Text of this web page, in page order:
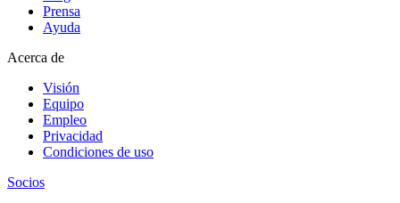
Prensa
Ayuda
Acerca de
Visión
Equipo
Empleo
Privacidad
Condiciones de uso
Socios